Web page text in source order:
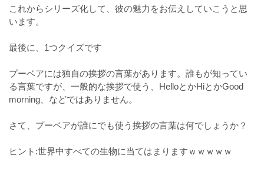
これからシリーズ化して、彼の魅力をお伝えしていこうと思
います。
最後に、1つクイズです
プーベアには独自の挨拶の言葉があります。誰もが知ってい
る言葉ですが、一般的な挨拶で使う、HelloとかHiとかGood
morning、などではありません。
さて、プーベアが誰にでも使う挨拶の言葉は何でしょうか？
ヒント:世界中すべての生物に当てはまりますｗｗｗｗｗ